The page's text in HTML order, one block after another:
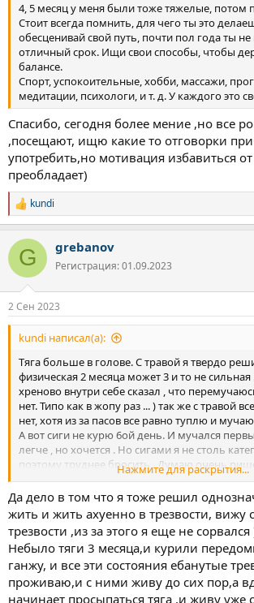
4, 5 месяц у меня были тоже тяжелые, потом
Стоит всегда помнить, для чего ты это
обесценивай свой путь, почти пол года ты
отличный срок. Ищи свои способы, чтобы
балансе.
Спорт, успокоительные, хобби, массажи,
медитации, психологи, и т. д. У каждого это
Спасибо, сегодня более мение ,но все
,посещают, ищю какие то отговорки
употребить,но мотивация избавиться от
преобладает)
Р
е
к
ц
и
kundi
G grebanov
Регистрация: 01.09.2023
2 Сен 2023
kundi написал(а):
Тяга больше в голове. С травой я твердо
физическая 2 месяца может 3 и то не
хреново внутри себе сказал , что
нет. Типо как в жопу раз ... ) так же с травой
нет, хотя из за пасов все равно туплю и
А вот сиги не курю 6ой день. И мучался
легче , но хочется . Но сигами я не столь
поэтому труднее бросить . Думаю очень
точно бросить влияет на тягу .
Нажмите для раскрытия...
Да дело в том что я тоже решил
жить и жить ахуенно в трезвости, вижу
трезвости ,из за этого я еще не сорвался
Небыло тяги 3 месяца,и курили
ганжу, и все эти состояния ебанутые
проживаю,и с ними живу до сих пор,а
начинает просыпаться тяга ,и живу уже